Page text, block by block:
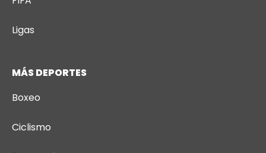
Ligas
MÁS DEPORTES
Boxeo
Ciclismo